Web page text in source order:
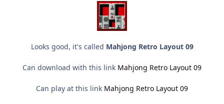
Looks good, it's called Mahjong Retro Layout 09
Can download with this link Mahjong Retro Layout 09
Can play at this link Mahjong Retro Layout 09